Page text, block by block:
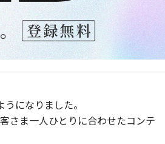
になりました。
さま一人ひとりに合わせたコンテ